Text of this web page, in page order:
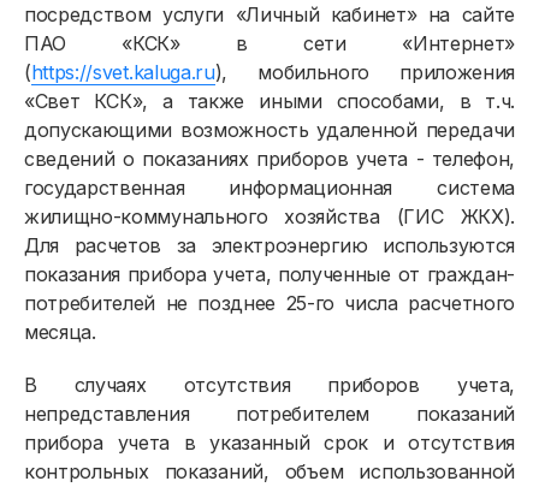
посредством услуги «Личный кабинет» на сайте
ПАО «КСК» в сети «Интернет»
(https://svet.kaluga.ru), мобильного приложения
«Свет КСК», а также иными способами, в т.ч.
допускающими возможность удаленной передачи
сведений о показаниях приборов учета - телефон,
государственная информационная система
жилищно-коммунального хозяйства (ГИС ЖКХ).
Для расчетов за электроэнергию используются
показания прибора учета, полученные от граждан-
потребителей не позднее 25-го числа расчетного
месяца.
В случаях отсутствия приборов учета,
непредставления потребителем показаний
прибора учета в указанный срок и отсутствия
контрольных показаний, объем использованной
Физическим лицам
Договор энергоснабжения
Расчёты и оплата
Приборы учёта и показания
Должникам
Онлайн-сервисы